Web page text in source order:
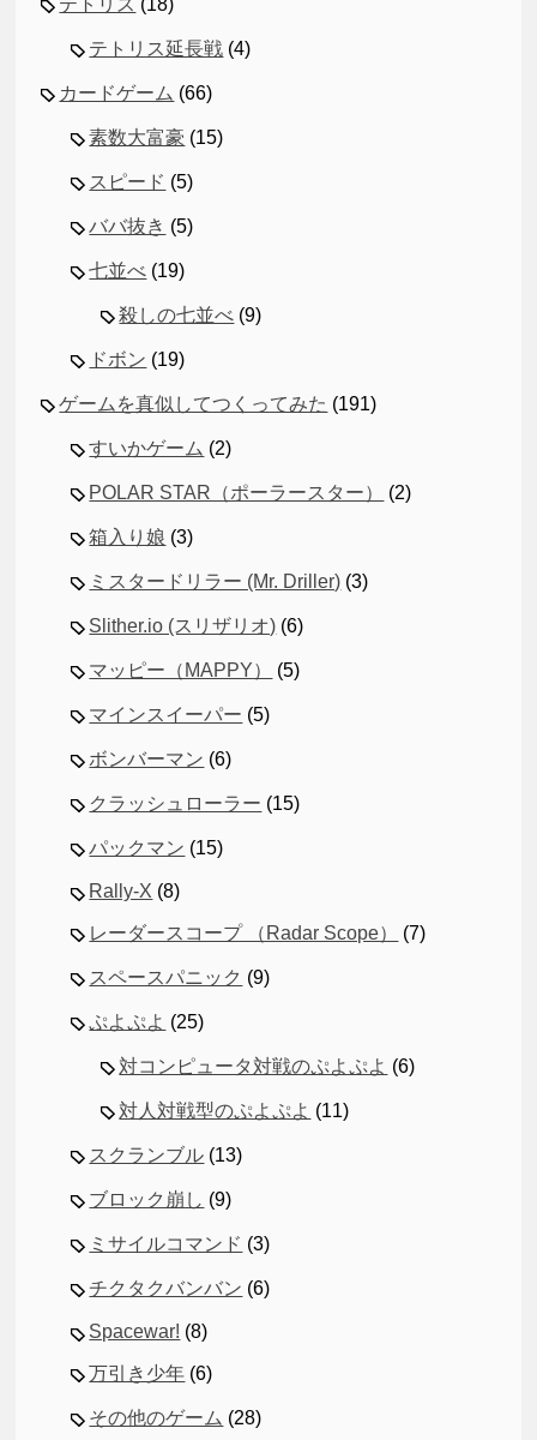
テトリス延長戦 (4)
カードゲーム (66)
素数大富豪 (15)
スピード (5)
ババ抜き (5)
七並べ (19)
殺しの七並べ (9)
ドボン (19)
ゲームを真似してつくってみた (191)
すいかゲーム (2)
POLAR STAR（ポーラースター） (2)
箱入り娘 (3)
ミスタードリラー (Mr. Driller) (3)
Slither.io (スリザリオ) (6)
マッピー（MAPPY） (5)
マインスイーパー (5)
ボンバーマン (6)
クラッシュローラー (15)
パックマン (15)
Rally-X (8)
レーダースコープ （Radar Scope） (7)
スペースパニック (9)
ぷよぷよ (25)
対コンピュータ対戦のぷよぷよ (6)
対人対戦型のぷよぷよ (11)
スクランブル (13)
ブロック崩し (9)
ミサイルコマンド (3)
チクタクバンバン (6)
Spacewar! (8)
万引き少年 (6)
その他のゲーム (28)